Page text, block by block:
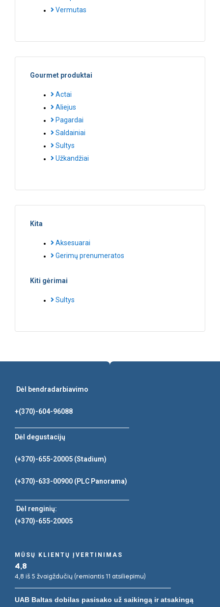
Vermutas
Gourmet produktai
Actai
Aliejus
Pagardai
Saldainiai
Sultys
Užkandžiai
Kita
Aksesuarai
Gerimų prenumeratos
Kiti gėrimai
Sultys
Dėl bendradarbiavimo
+(370)-604-96088
Dėl degustacijų
(+370)-655-20005 (Stadium)
(+370)-633-00900 (PLC Panorama)
Dėl renginių:
(+370)-655-20005
MŪSŲ KLIENTŲ ĮVERTINIMAS
4,8
4,8 iš 5 žvaigždučių (remiantis 11 atsiliepimu)
UAB Baltas dobilas pasisako už saikingą ir atsakingą